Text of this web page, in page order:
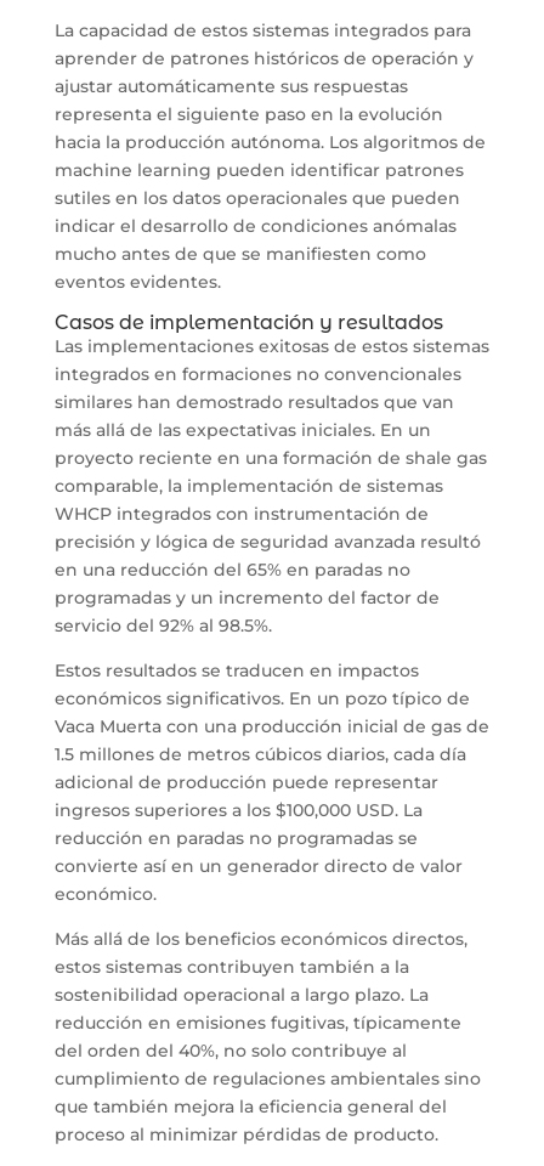
La capacidad de estos sistemas integrados para
aprender de patrones históricos de operación y
ajustar automáticamente sus respuestas
representa el siguiente paso en la evolución
hacia la producción autónoma. Los algoritmos de
machine learning pueden identificar patrones
sutiles en los datos operacionales que pueden
indicar el desarrollo de condiciones anómalas
mucho antes de que se manifiesten como
eventos evidentes.
Casos de implementación y resultados
Las implementaciones exitosas de estos sistemas
integrados en formaciones no convencionales
similares han demostrado resultados que van
más allá de las expectativas iniciales. En un
proyecto reciente en una formación de shale gas
comparable, la implementación de sistemas
WHCP integrados con instrumentación de
precisión y lógica de seguridad avanzada resultó
en una reducción del 65% en paradas no
programadas y un incremento del factor de
servicio del 92% al 98.5%.
Estos resultados se traducen en impactos
económicos significativos. En un pozo típico de
Vaca Muerta con una producción inicial de gas de
1.5 millones de metros cúbicos diarios, cada día
adicional de producción puede representar
ingresos superiores a los $100,000 USD. La
reducción en paradas no programadas se
convierte así en un generador directo de valor
económico.
Más allá de los beneficios económicos directos,
estos sistemas contribuyen también a la
sostenibilidad operacional a largo plazo. La
reducción en emisiones fugitivas, típicamente
del orden del 40%, no solo contribuye al
cumplimiento de regulaciones ambientales sino
que también mejora la eficiencia general del
proceso al minimizar pérdidas de producto.